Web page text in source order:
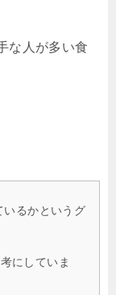
な人が多い食
るかというグ
にしていま